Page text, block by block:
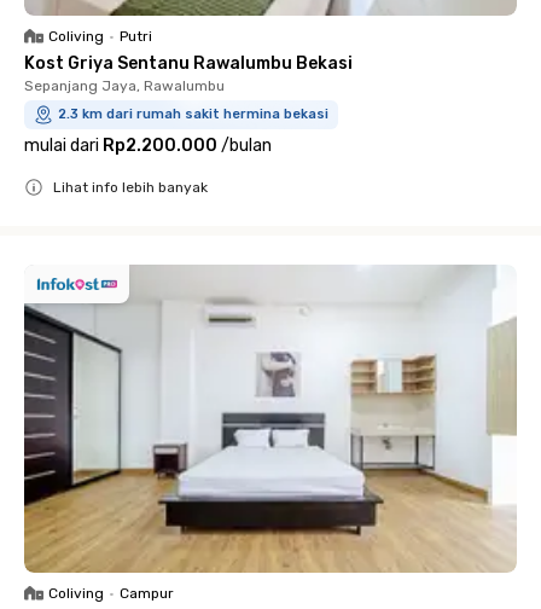
Coliving • Putri
Kost Griya Sentanu Rawalumbu Bekasi
Sepanjang Jaya, Rawalumbu
2.3 km dari rumah sakit hermina bekasi
mulai dari Rp2.200.000 /bulan
Lihat info lebih banyak
Coliving • Campur